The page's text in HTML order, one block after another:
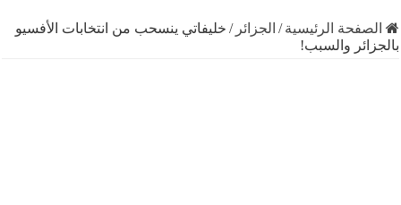
الرئيسية /الجزائر/خليفاتي ينسحب من انتخابات الأفسيو
والسبب!